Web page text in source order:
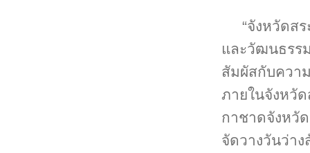
“จังหวัดส
และวัฒนธรร
สัมผัสกับควา
ภายในจังหวั
กาชาดจังหวั
จัดวางวันว่าง